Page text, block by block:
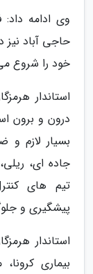
وی ادامه
حاجی آباد
خود را شروع
استاندار
درون و برون
بسیار لازم
جاده ای،
تیم های
پیشگیری و
استاندار
بیماری